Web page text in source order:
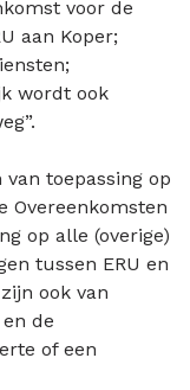
voor de
aan Koper;
wordt ook
van toepassing op
Overeenkomsten
op alle (overige)
tussen ERU en
ook van
de
of een